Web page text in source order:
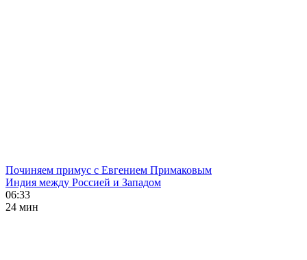
Починяем примус с Евгением Примаковым
Индия между Россией и Западом
06:33
24 мин